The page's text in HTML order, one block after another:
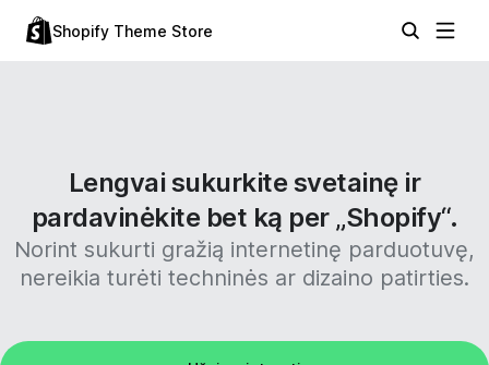
Shopify Theme Store
Lengvai sukurkite svetainę ir
pardavinėkite bet ką per „Shopify“.
Norint sukurti gražią internetinę parduotuvę,
nereikia turėti techninės ar dizaino patirties.